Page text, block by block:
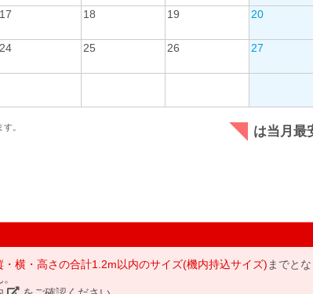
17 18 19 20
24 25 26 27
。 は当月最
・横・高さの合計1.2m以内のサイズ(機内持込サイズ) までと